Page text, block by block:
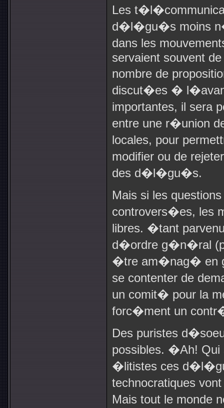
Les
d�l�gu�s moins
dans les
servaient souvent
nombre de
discut�es �
importantes, il sera
entre une r�union
locales, pour
modifier ou de
des d�l�gu�s.
Mais si les
controvers�es, les
libres. �tant
d�ordre g�n�ral
�tre am�nag� en
se contenter de
un comit� pour la
forc�ment un
Des puristes
possibles. �Ah! Qui
�litistes ces
technocratiques
Mais tout le monde